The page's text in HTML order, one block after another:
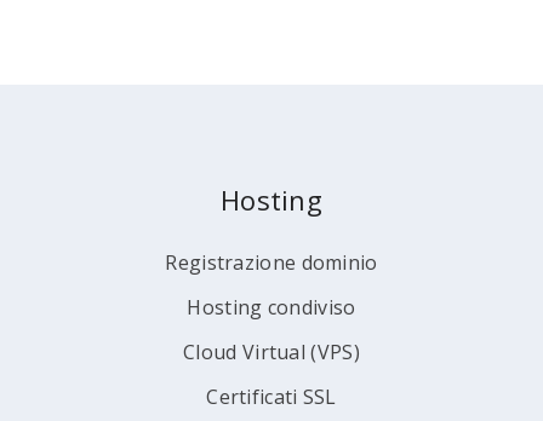
Hosting
Registrazione dominio
Hosting condiviso
Cloud Virtual (VPS)
Certificati SSL